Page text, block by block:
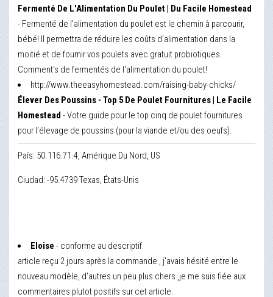
Fermenté De L'Alimentation Du Poulet | Du Facile Homestead
- Fermenté de l'alimentation du poulet est le chemin à parcourir,
bébé! Il permettra de réduire les coûts d'alimentation dans la
moitié et de fournir vos poulets avec gratuit probiotiques.
Comment's de fermentés de l'alimentation du poulet!
http://www.theeasyhomestead.com/raising-baby-chicks/
Élever Des Poussins - Top 5 De Poulet Fournitures | Le Facile
Homestead - Votre guide pour le top cinq de poulet fournitures
pour l'élevage de poussins (pour la viande et/ou des oeufs).
País: 50.116.71.4, Amérique Du Nord, US
Ciudad: -95.4739 Texas, États-Unis
Eloise - conforme au descriptif
article reçu 2 jours après la commande , j'avais hésité entre le
nouveau modèle, d'autres un peu plus chers ,je me suis fiée aux
commentaires plutot positifs sur cet article.